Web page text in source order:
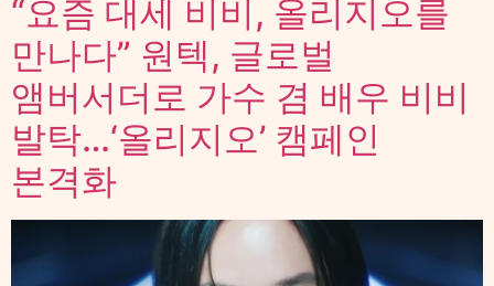
“요즘 대세 비비, 올리지오를
만나다” 원텍, 글로벌
앰버서더로 가수 겸 배우 비비
발탁…‘올리지오’ 캠페인
본격화